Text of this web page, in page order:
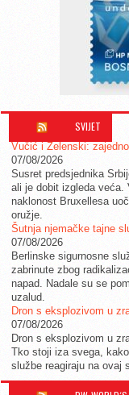
SVIJET
Vučić i Zelenski:
07/08/2026
Susret predsjednika
ali je dobit izgleda veća.
naklonost Bruxellesa
oružje.
Šutnja njemačke tajne
07/08/2026
Berlinske sigurnosne
zabrinute zbog
napad. Nadale su se
uzalud.
Dron s eksplozivom u
07/08/2026
Dron s eksplozivom u
Tko stoji iza svega,
službe reagiraju na ovaj